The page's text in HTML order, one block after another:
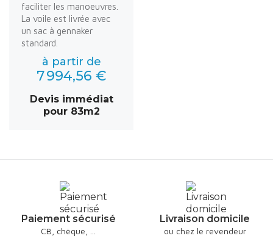
faciliter les manoeuvres.
La voile est livrée avec
un sac à gennaker
standard.
à partir de
7 994,56 €
Devis immédiat
pour 83m2
Paiement sécurisé
CB, chèque, ...
Livraison domicile
ou chez le revendeur